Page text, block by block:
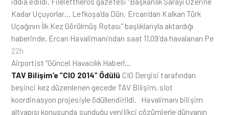
Kadar Uçuyorlar… Lefkoşa’da Dün, Ercan’dan Kalkan Türk
Uçağının İlk Kez Görülmüş Rotası” başlıklarıyla aktardığı
haberinde, Ercan Havalimanı’ndan saat 11.09’da havalanan Pe
22h
Airportist “Güncel Havacılık Haberl…
TAV Bilişim’e “CIO 2014” Ödülü CIO Dergisi tarafından
beşinci kez düzenlenen gecede TAV Bilişim, slot
koordinasyon projesiyle ödüllendirildi. Havalimanı bilişim
altyapısı konusunda sunduğu yenilikçi çözümlerle dünyanın